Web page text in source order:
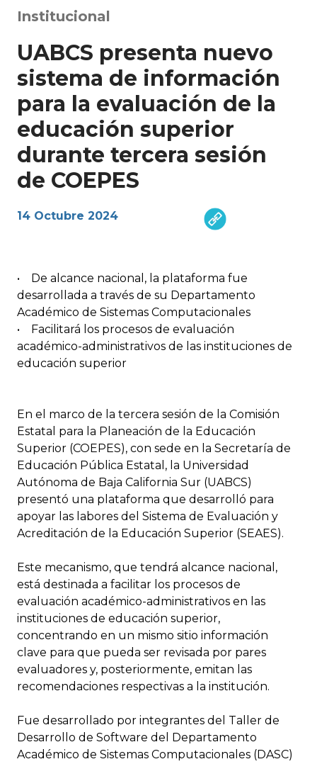
Institucional
UABCS presenta nuevo
sistema de información
para la evaluación de la
educación superior
durante tercera sesión
de COEPES
14 Octubre 2024
• De alcance nacional, la plataforma fue
desarrollada a través de su Departamento
Académico de Sistemas Computacionales
• Facilitará los procesos de evaluación
académico-administrativos de las instituciones de
educación superior
En el marco de la tercera sesión de la Comisión
Estatal para la Planeación de la Educación
Superior (COEPES), con sede en la Secretaría de
Educación Pública Estatal, la Universidad
Autónoma de Baja California Sur (UABCS)
presentó una plataforma que desarrolló para
apoyar las labores del Sistema de Evaluación y
Acreditación de la Educación Superior (SEAES).
Este mecanismo, que tendrá alcance nacional,
está destinada a facilitar los procesos de
evaluación académico-administrativos en las
instituciones de educación superior,
concentrando en un mismo sitio información
clave para que pueda ser revisada por pares
evaluadores y, posteriormente, emitan las
recomendaciones respectivas a la institución.
Fue desarrollado por integrantes del Taller de
Desarrollo de Software del Departamento
Académico de Sistemas Computacionales (DASC)